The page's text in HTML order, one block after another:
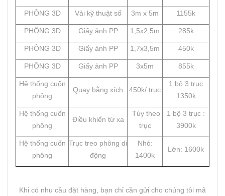
PHÔNG 3D Vải kỹ thuật số 3m x 5m 1155k
PHÔNG 3D Giấy ảnh PP 1,5x2,5m 285k
PHÔNG 3D Giấy ảnh PP 1,7x3,5m 450k
PHÔNG 3D Giấy ảnh PP 3x5m 855k
Hệ thống cuốn
phông
Quay bằng xích 450k/ trục
1 bộ 3 trục
1350k
Hệ thống cuốn
phông
Điều khiển từ xa
Tùy theo
trục
1 bộ 3 trục :
3900k
Hệ thống cuốn
phông
Trục treo phông di
động
Nhỏ:
1400k
Lớn: 1600k
Khi có nhu cầu đặt hàng, bạn chỉ cần gửi cho chúng tôi mã